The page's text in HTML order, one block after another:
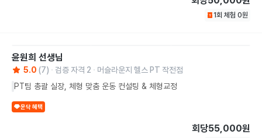
1회 체험 0원
윤원희 선생님
5.0 (7) 검증 자격 2
머슬라운지 헬스 PT 작전점
PT팀 총괄 실장, 체형 맞춤 운동 컨설팅 & 체형교정
운닥 혜택
회당55,000원